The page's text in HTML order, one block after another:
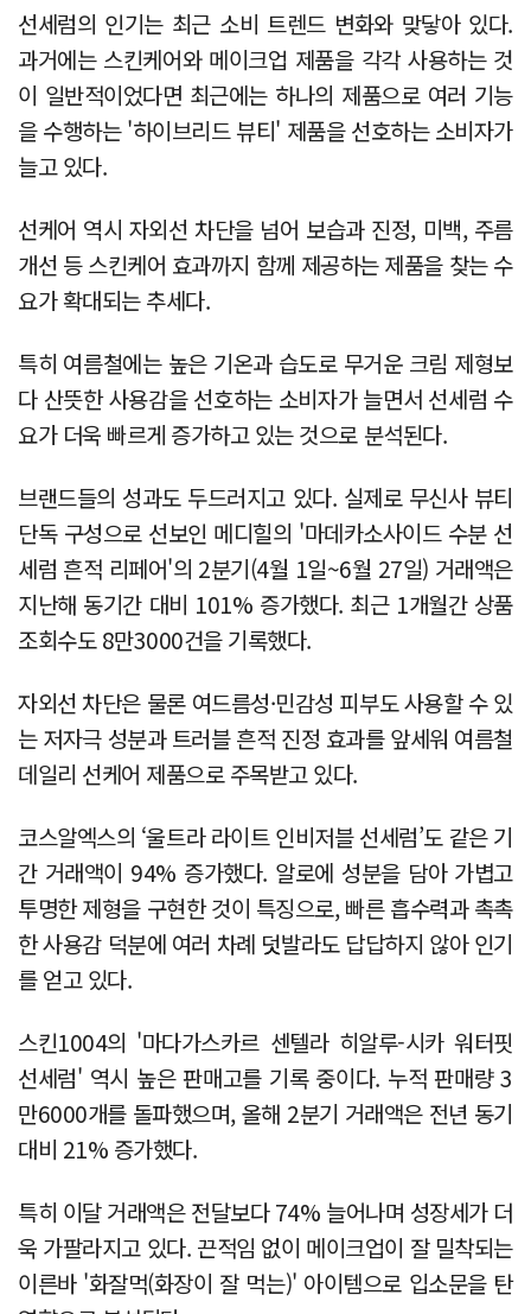
선세럼의 인기는 최근 소비 트렌드 변화와 맞닿아 있다.
과거에는 스킨케어와 메이크업 제품을 각각 사용하는 것
이 일반적이었다면 최근에는 하나의 제품으로 여러 기능
을 수행하는 '하이브리드 뷰티' 제품을 선호하는 소비자가
늘고 있다.
선케어 역시 자외선 차단을 넘어 보습과 진정, 미백, 주름
개선 등 스킨케어 효과까지 함께 제공하는 제품을 찾는 수
요가 확대되는 추세다.
특히 여름철에는 높은 기온과 습도로 무거운 크림 제형보
다 산뜻한 사용감을 선호하는 소비자가 늘면서 선세럼 수
요가 더욱 빠르게 증가하고 있는 것으로 분석된다.
브랜드들의 성과도 두드러지고 있다. 실제로 무신사 뷰티
단독 구성으로 선보인 메디힐의 '마데카소사이드 수분 선
세럼 흔적 리페어'의 2분기(4월 1일~6월 27일) 거래액은
지난해 동기간 대비 101% 증가했다. 최근 1개월간 상품
조회수도 8만3000건을 기록했다.
자외선 차단은 물론 여드름성·민감성 피부도 사용할 수 있
는 저자극 성분과 트러블 흔적 진정 효과를 앞세워 여름철
데일리 선케어 제품으로 주목받고 있다.
코스알엑스의 ‘울트라 라이트 인비저블 선세럼’도 같은 기
간 거래액이 94% 증가했다. 알로에 성분을 담아 가볍고
투명한 제형을 구현한 것이 특징으로, 빠른 흡수력과 촉촉
한 사용감 덕분에 여러 차례 덧발라도 답답하지 않아 인기
를 얻고 있다.
스킨1004의 '마다가스카르 센텔라 히알루-시카 워터핏
선세럼' 역시 높은 판매고를 기록 중이다. 누적 판매량 3
만6000개를 돌파했으며, 올해 2분기 거래액은 전년 동기
대비 21% 증가했다.
특히 이달 거래액은 전달보다 74% 늘어나며 성장세가 더
욱 가팔라지고 있다. 끈적임 없이 메이크업이 잘 밀착되는
이른바 '화잘먹(화장이 잘 먹는)' 아이템으로 입소문을 탄